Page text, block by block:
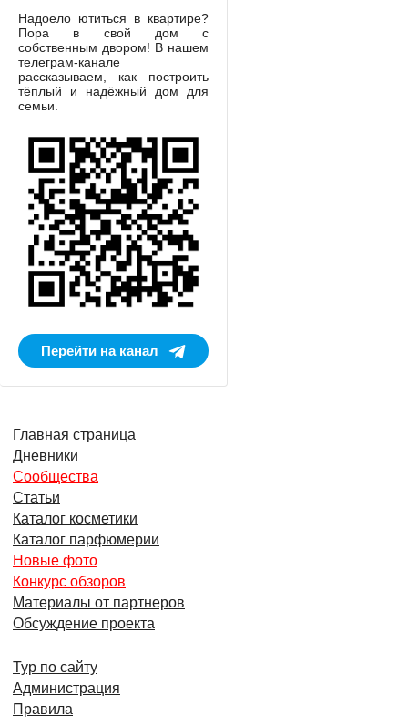
Надоело ютиться в квартире?
Пора в свой дом с
собственным двором! В нашем
телеграм-канале
рассказываем, как построить
тёплый и надёжный дом для
семьи.
Перейти на канал
Главная страница
Дневники
Сообщества
Статьи
Каталог косметики
Каталог парфюмерии
Новые фото
Конкурс обзоров
Материалы от партнеров
Обсуждение проекта
Тур по сайту
Администрация
Правила